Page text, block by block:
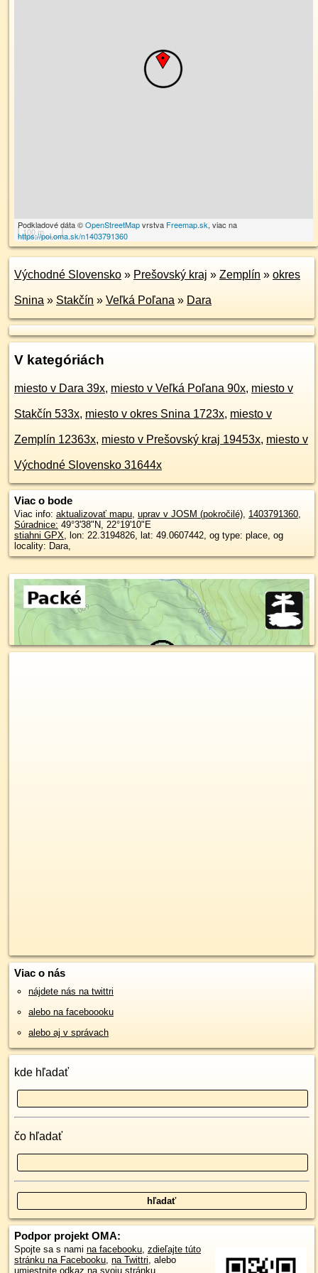
100 m
Podkladové dáta ©OpenStreetMapvrstva Freemap.sk, viac na
https://poi.oma.sk/n1403791360
Východné Slovensko » Prešovský kraj » Zemplín » okres
Snina » Stakčín » Veľká Poľana » Dara
V kategóriách
miesto v Dara 39x, miesto v Veľká Poľana 90x, miesto v
Stakčín 533x, miesto v okres Snina 1723x, miesto v
Zemplín 12363x, miesto v Prešovský kraj 19453x, miesto v
Východné Slovensko 31644x
Viac o bode
Viac info: aktualizovať mapu, uprav v JOSM (pokročilé), 1403791360,
Súradnice: 49°3'38"N, 22°19'10"E
stiahni GPX, lon: 22.3194826, lat: 49.0607442, og type: place, og
locality: Dara,
Viac o nás
nájdete nás na twittri
alebo na faceboooku
alebo aj v správach
kde hľadať
čo hľadať
Podpor projekt OMA:
Spojte sa s nami na facebooku, zdieľajte túto
stránku na Facebooku, na Twittri, alebo
umiestnite odkaz na svoju stránku.